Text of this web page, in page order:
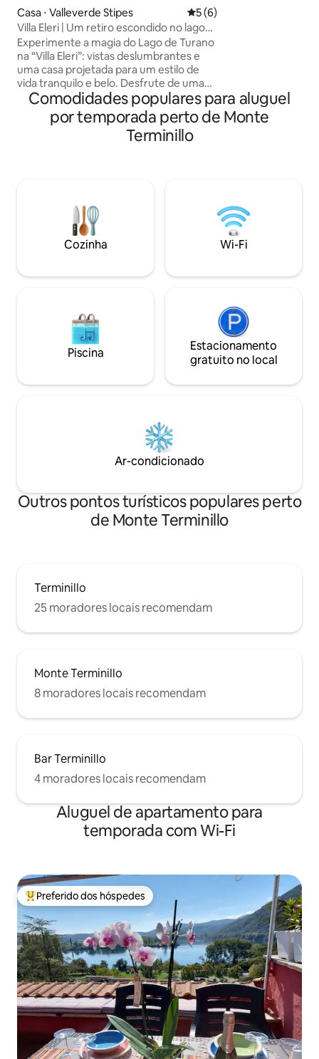
Casa ⋅ Valleverde Stipes 5 de uma avaliação média
5 (6)
Villa Eleri | Um retiro escondido no lago
perto de Roma
Experimente a magia do Lago de Turano
na “Villa Eleri”: vistas deslumbrantes e
uma casa projetada para um estilo de
vida tranquilo e belo. Desfrute de uma
lareira aconchegante, elegância rústica,
uma cozinha totalmente equipada e um
jardim perfeito para aperitivos ao pôr do
sol. Perfeita para casais, famílias, amigos
gratuito, self check-in e passeios de
barco privativos com um capitão local
disponíveis mediante solicitação ao
anfitrião (serviço extra).
5 minutos de
Grounds/zelador
Comodidades populares para aluguel
por temporada perto de Monte
Terminillo
Cozinha Wi-Fi
Piscina
Estacionamento
gratuito no local
Ar-condicionado
Outros pontos turísticos populares perto
de Monte Terminillo
Terminillo
25 moradores locais recomendam
Monte Terminillo
8 moradores locais recomendam
Bar Terminillo
4 moradores locais recomendam
Aluguel de apartamento para
temporada com Wi-Fi
Entre os melhores preferidos dos hóspedes
Preferido dos hóspedes